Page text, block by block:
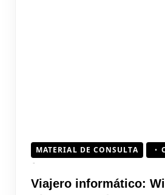
MATERIAL DE CONSULTA
Viajero informático: